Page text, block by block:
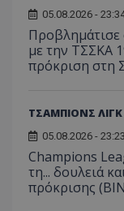
05.08.2026 -
Προβλημάτισε
με την ΤΣΣΚΑ
πρόκριση στη
ΤΣΑΜΠΙΟΝΣ ΛΙΓΚ
05.08.2026 - 23:23
Champions
τη... δουλειά
πρόκρισης